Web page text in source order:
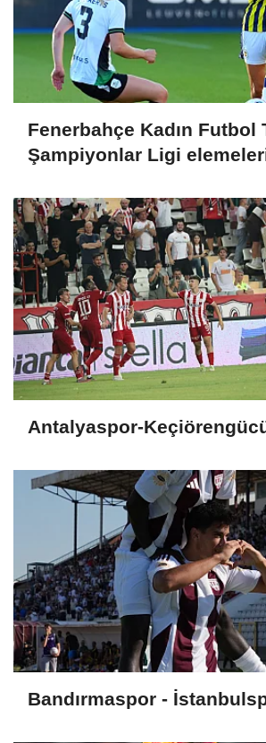
Fenerbahçe Kadın Futbol
Şampiyonlar Ligi
Antalyaspor-
Bandırmaspor -